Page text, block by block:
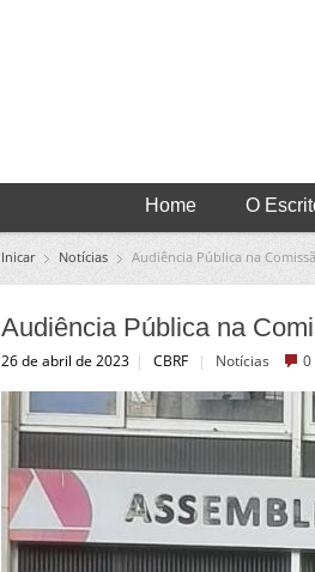
Home O
Inicar Notícias Audiência Pública na
Audiência Pública na
26 de abril de 2023 | CBRF | Notícias 0